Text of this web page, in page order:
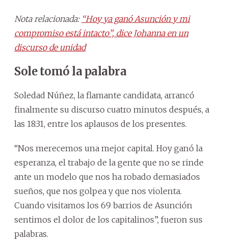
Nota relacionada: “Hoy ya ganó Asunción y mi
compromiso está intacto”, dice Johanna en un
discurso de unidad
Sole tomó la palabra
Soledad Núñez, la flamante candidata, arrancó
finalmente su discurso cuatro minutos después, a
las 18:31, entre los aplausos de los presentes.
“Nos merecemos una mejor capital. Hoy ganó la
esperanza, el trabajo de la gente que no se rinde
ante un modelo que nos ha robado demasiados
sueños, que nos golpea y que nos violenta.
Cuando visitamos los 69 barrios de Asunción
sentimos el dolor de los capitalinos”, fueron sus
palabras.